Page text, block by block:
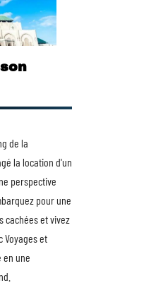
de la
la location d'un
perspective
pour une
cachées et vivez
Voyages et
en une